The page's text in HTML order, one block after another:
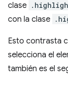
clase
con la clase
Esto contrasta
selecciona el
también es el